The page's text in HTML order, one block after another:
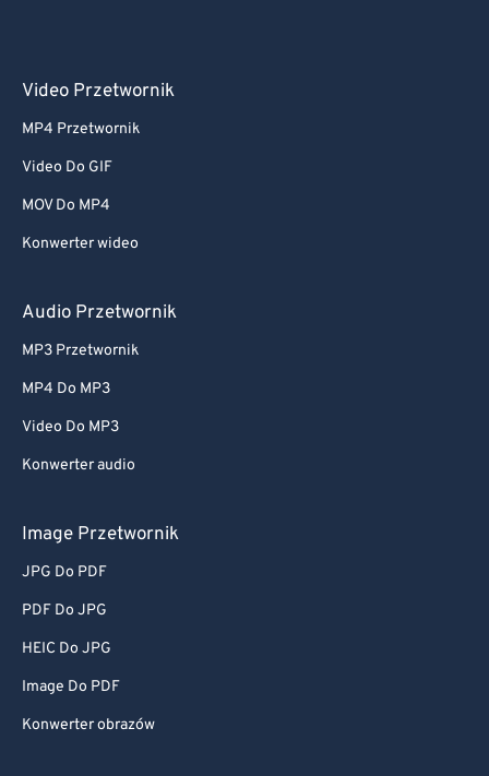
Video Przetwornik
MP4 Przetwornik
Video Do GIF
MOV Do MP4
Konwerter wideo
Audio Przetwornik
MP3 Przetwornik
MP4 Do MP3
Video Do MP3
Konwerter audio
Image Przetwornik
JPG Do PDF
PDF Do JPG
HEIC Do JPG
Image Do PDF
Konwerter obrazów